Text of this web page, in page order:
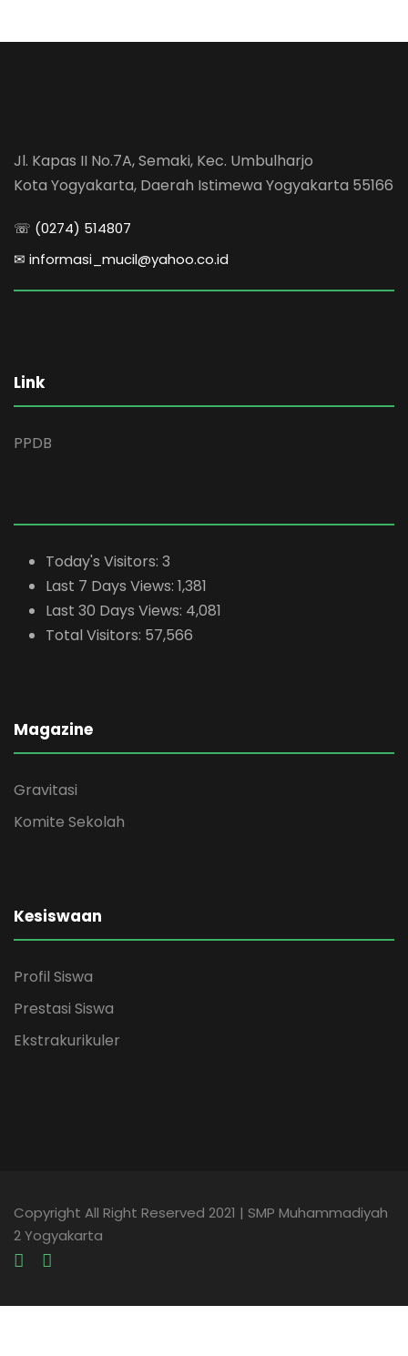
Jl. Kapas II No.7A, Semaki, Kec. Umbulharjo
Kota Yogyakarta, Daerah Istimewa Yogyakarta 55166
☏ (0274) 514807
✉ informasi_mucil@yahoo.co.id
Link
PPDB
Today's Visitors: 3
Last 7 Days Views: 1,381
Last 30 Days Views: 4,081
Total Visitors: 57,566
Magazine
Gravitasi
Komite Sekolah
Kesiswaan
Profil Siswa
Prestasi Siswa
Ekstrakurikuler
Copyright All Right Reserved 2021 | SMP Muhammadiyah
2 Yogyakarta